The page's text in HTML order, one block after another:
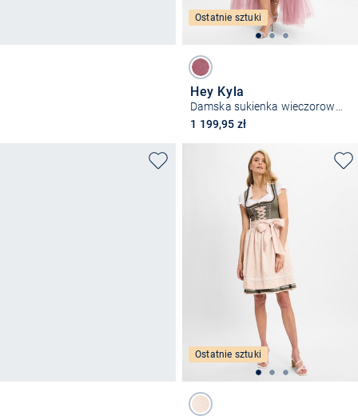
Ostatnie sztuki
Hey Kyla
1 199,95 zł
Ostatnie sztuki